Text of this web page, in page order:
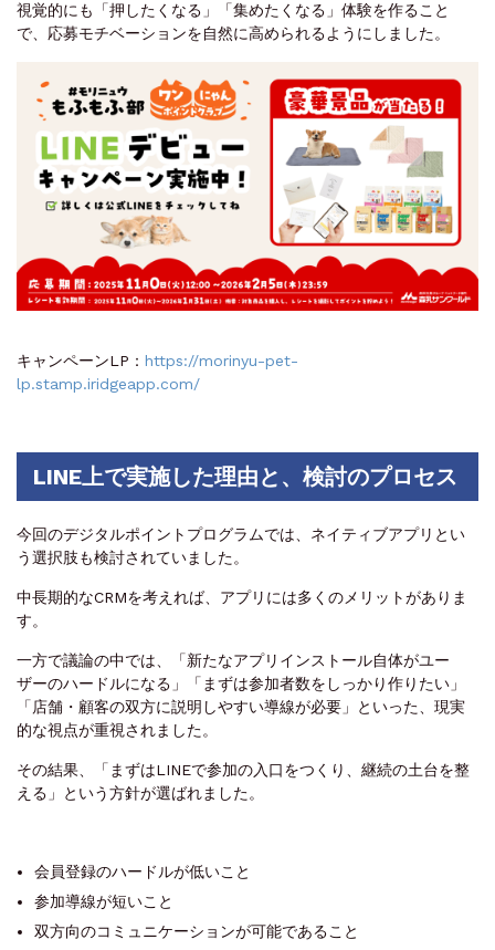
視覚的にも「押したくなる」「集めたくなる」体験を作ること
で、応募モチベーションを自然に高められるようにしました。
キャンペーンLP： https://morinyu-pet-
lp.stamp.iridgeapp.com/
LINE上で実施した理由と、検討のプロセス
今回のデジタルポイントプログラムでは、ネイティブアプリとい
う選択肢も検討されていました。
中長期的なCRMを考えれば、アプリには多くのメリットがありま
す。
一方で議論の中では、「新たなアプリインストール自体がユー
ザーのハードルになる」「まずは参加者数をしっかり作りたい」
「店舗・顧客の双方に説明しやすい導線が必要」といった、現実
的な視点が重視されました。
その結果、「まずはLINEで参加の入口をつくり、継続の土台を整
える」という方針が選ばれました。
会員登録のハードルが低いこと
参加導線が短いこと
双方向のコミュニケーションが可能であること